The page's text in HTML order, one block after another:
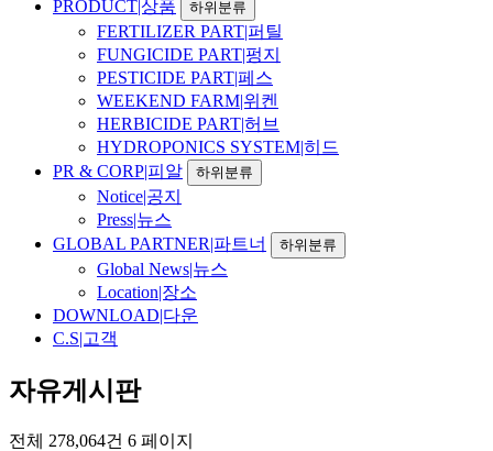
PRODUCT|상품
하위분류
FERTILIZER PART|퍼틸
FUNGICIDE PART|펑지
PESTICIDE PART|페스
WEEKEND FARM|위켄
HERBICIDE PART|허브
HYDROPONICS SYSTEM|히드
PR & CORP|피알
하위분류
Notice|공지
Press|뉴스
GLOBAL PARTNER|파트너
하위분류
Global News|뉴스
Location|장소
DOWNLOAD|다운
C.S|고객
자유게시판
전체 278,064건 6 페이지